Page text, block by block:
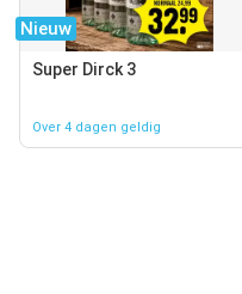
Nieuw
Super Dirck 3
Over 4 dagen geldig